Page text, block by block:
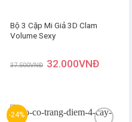
Bộ 3 Cặp Mi Giả 3D Clam
Volume Sexy
37.500VNĐ 32.000VNĐ
-24%